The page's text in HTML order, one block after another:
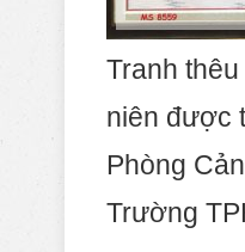
Tranh
niên được
Phòng
Trường